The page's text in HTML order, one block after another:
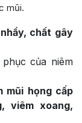
mũi.
chất gây
của niêm
mũi họng cấp
viêm xoang,